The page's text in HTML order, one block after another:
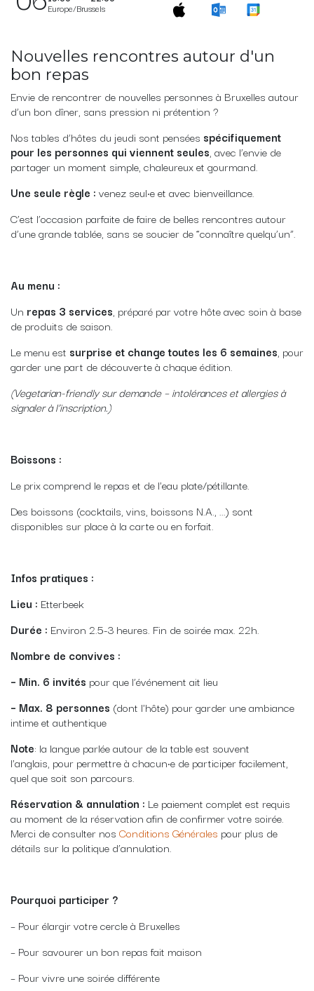
Europe/Brussels
Nouvelles rencontres autour d'un
bon repas
Envie de rencontrer de nouvelles personnes à Bruxelles autour
d’un bon dîner, sans pression ni prétention ?
Nos tables d’hôtes du jeudi sont pensées spécifiquement
pour les personnes qui viennent seules, avec l’envie de
partager un moment simple, chaleureux et gourmand.
Une seule règle : venez seul·e et avec bienveillance.
C’est l’occasion parfaite de faire de belles rencontres autour
d’une grande tablée, sans se soucier de “connaître quelqu’un”.
Au menu :
Un repas 3 services, préparé par votre hôte avec soin à base
de produits de saison.
Le menu est surprise et change toutes les 6 semaines, pour
garder une part de découverte à chaque édition.
(Vegetarian-friendly sur demande – intolérances et allergies à
signaler à l’inscription.)
Boissons :
Le prix comprend le repas et de l'eau plate/pétillante.
Des boissons (cocktails, vins, boissons N.A., ...) sont
disponibles sur place à la carte ou en forfait.
Infos pratiques :
Lieu : Etterbeek
Durée : Environ 2.5-3 heures. Fin de soirée max. 22h.
Nombre de convives :
– Min. 6 invités pour que l’événement ait lieu
– Max. 8 personnes (dont l'hôte) pour garder une ambiance
intime et authentique
Note: la langue parlée autour de la table est souvent
l'anglais, pour permettre à chacun·e de participer facilement,
quel que soit son parcours.
Réservation & annulation : Le paiement complet est requis
au moment de la réservation afin de confirmer votre soirée.
Merci de consulter nos Conditions Générales pour plus de
détails sur la politique d’annulation.
Pourquoi participer ?
– Pour élargir votre cercle à Bruxelles
– Pour savourer un bon repas fait maison
– Pour vivre une soirée différente